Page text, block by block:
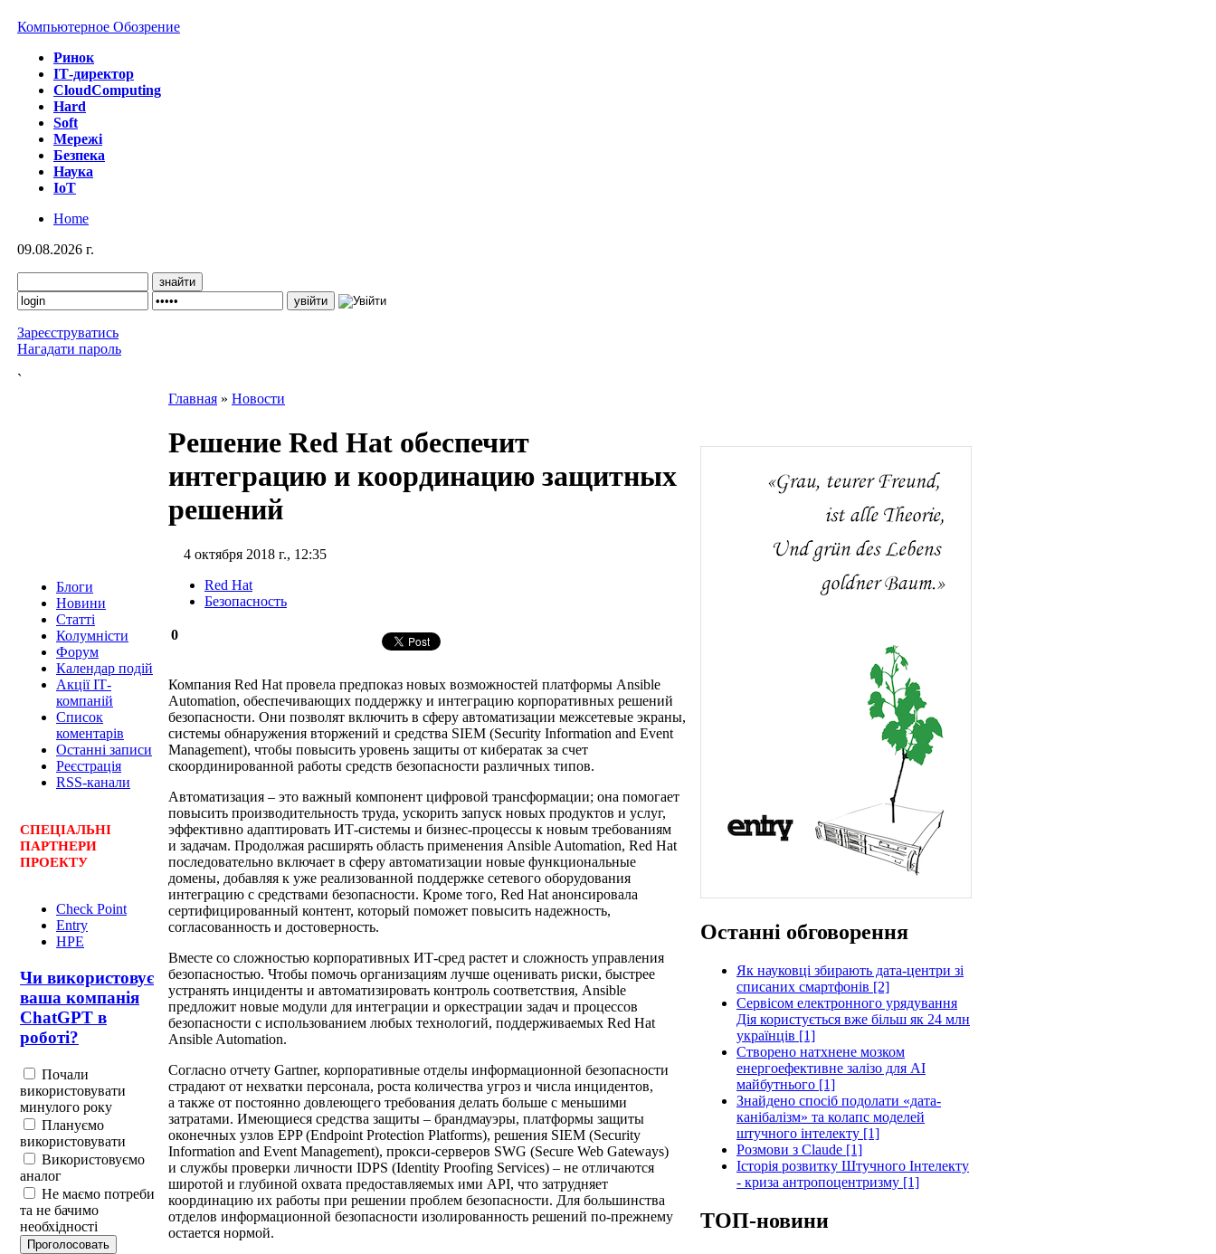
Компьютерное Обозрение
Ринок
IТ-директор
CloudComputing
Hard
Soft
Мережі
Безпека
Наука
IoT
Home
09.08.2026 г.
Зареєструватись
Нагадати пароль
`
Блоги
Новини
Статті
Колумністи
Форум
Календар подій
Акції ІТ-
компаній
Список
коментарів
Останні записи
Реєстрація
RSS-канали
СПЕЦІАЛЬНІ
ПАРТНЕРИ
ПРОЕКТУ
Check Point
Entry
HPE
Чи використовує
ваша компанія
ChatGPT в
роботі?
Почали
використовувати
минулого року
Плануємо
використовувати
Використовуємо
аналог
Не маємо потреби
та не бачимо
необхідності
Главная » Новости
Решение Red Hat обеспечит
интеграцию и координацию защитных
решений
4 октября 2018 г., 12:35
Red Hat
Безопасность
0
Компания Red Hat провела предпоказ новых возможностей платформы Ansible
Automation, обеспечивающих поддержку и интеграцию корпоративных решений
безопасности. Они позволят включить в сферу автоматизации межсетевые экраны,
системы обнаружения вторжений и средства SIEM (Security Information and Event
Management), чтобы повысить уровень защиты от кибератак за счет
скоординированной работы средств безопасности различных типов.
Автоматизация – это важный компонент цифровой трансформации; она помогает
повысить производительность труда, ускорить запуск новых продуктов и услуг,
эффективно адаптировать ИТ-системы и бизнес-процессы к новым требованиям
и задачам. Продолжая расширять область применения Ansible Automation, Red Hat
последовательно включает в сферу автоматизации новые функциональные
домены, добавляя к уже реализованной поддержке сетевого оборудования
интеграцию с средствами безопасности. Кроме того, Red Hat анонсировала
сертифицированный контент, который поможет повысить надежность,
согласованность и достоверность.
Вместе со сложностью корпоративных ИТ-сред растет и сложность управления
безопасностью. Чтобы помочь организациям лучше оценивать риски, быстрее
устранять инциденты и автоматизировать контроль соответствия, Ansible
предложит новые модули для интеграции и оркестрации задач и процессов
безопасности с использованием любых технологий, поддерживаемых Red Hat
Ansible Automation.
Согласно отчету Gartner, корпоративные отделы информационной безопасности
страдают от нехватки персонала, роста количества угроз и числа инцидентов,
а также от постоянно довлеющего требования делать больше с меньшими
затратами. Имеющиеся средства защиты – брандмауэры, платформы защиты
оконечных узлов EPP (Endpoint Protection Platforms), решения SIEM (Security
Information and Event Management), прокси-серверов SWG (Secure Web Gateways)
и службы проверки личности IDPS (Identity Proofing Services) – не отличаются
широтой и глубиной охвата предоставляемых ими API, что затрудняет
координацию их работы при решении проблем безопасности. Для большинства
отделов информационной безопасности изолированность решений по-прежнему
остается нормой.
Останні обговорення
Як науковці збирають дата-центри зі
списаних смартфонів [2]
Сервісом електронного урядування
Дія користується вже більш як 24 млн
українців [1]
Створено натхнене мозком
енергоефективне залізо для AI
майбутнього [1]
Знайдено спосіб подолати «дата-
канібалізм» та колапс моделей
штучного інтелекту [1]
Розмови з Claude [1]
Історія розвитку Штучного Інтелекту
- криза антропоцентризму [1]
ТОП-новини